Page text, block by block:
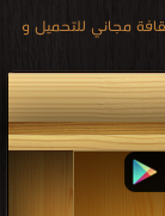
مجاني للتحميل و